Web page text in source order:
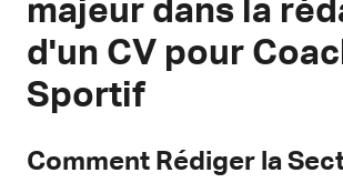
majeur dans la
d'un CV pour
Sportif
Comment Rédiger la